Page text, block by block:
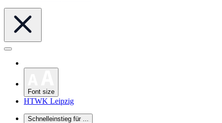
Font size
HTWK Leipzig
Schnelleinstieg für ...